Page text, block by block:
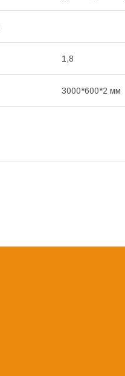
1,8
3000*600*2 мм